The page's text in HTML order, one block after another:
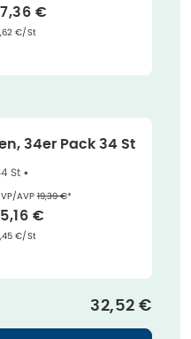
€
€/St
34er Pack 34 St
St •
AVPEhemaliger Preis (U V P)
19,39 €*
€
€/St
32,52 €